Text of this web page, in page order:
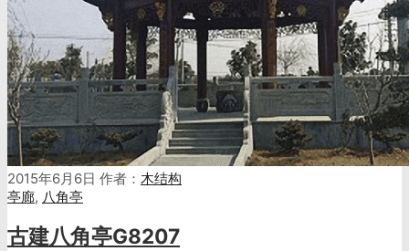
2015年6月6日 作者： 木结构
亭廊, 八角亭
古建八角亭G8207